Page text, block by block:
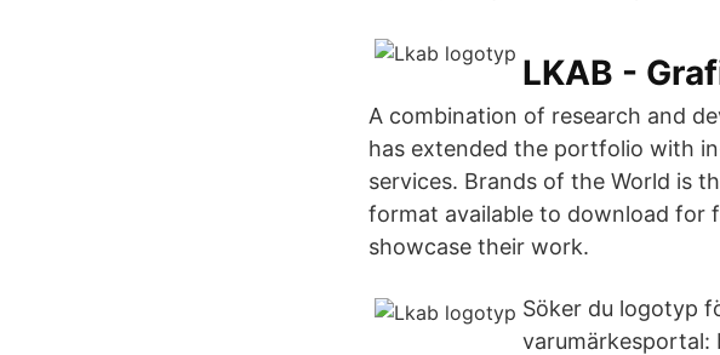
LKAB -
A combination of research and
has extended the portfolio with
services. Brands of the World is
format available to download for
showcase their work.
Söker du logotyp
varumärkesportal: